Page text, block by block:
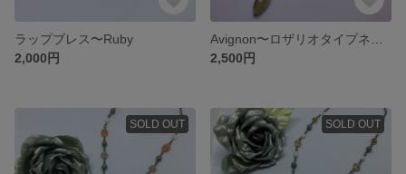
ラップブレス〜Ruby
2,000円
2,500円
SOLD OUT SOLD OUT